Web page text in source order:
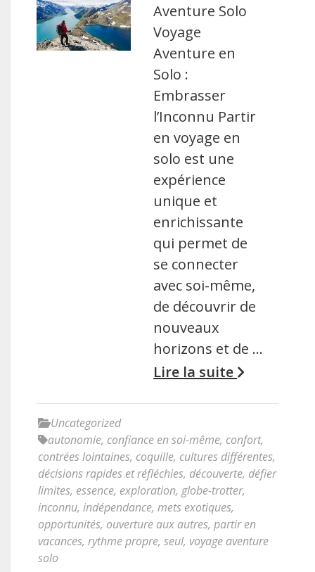
Aventure Solo
Voyage
Aventure en
Solo :
Embrasser
l’Inconnu Partir
en voyage en
solo est une
expérience
unique et
enrichissante
qui permet de
se connecter
avec soi-même,
de découvrir de
nouveaux
horizons et de …
Lire la suite
Uncategorized
autonomie, confiance en soi-même, confort,
contrées lointaines, coquille, cultures différentes,
décisions rapides et réfléchies, découverte, défier
limites, essence, exploration, globe-trotter,
inconnu, indépendance, mets exotiques,
opportunités, ouverture aux autres, partir en
vacances, rythme propre, seul, voyage aventure
solo